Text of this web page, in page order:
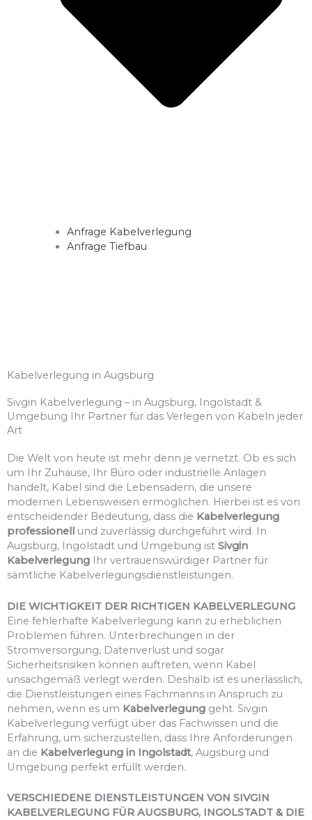
Anfrage Kabelverlegung
Anfrage Tiefbau
Kabelverlegung in Augsburg
Sivgin Kabelverlegung – in Augsburg, Ingolstadt &
Umgebung Ihr Partner für das Verlegen von Kabeln jeder
Art
Die Welt von heute ist mehr denn je vernetzt. Ob es sich
um Ihr Zuhause, Ihr Büro oder industrielle Anlagen
handelt, Kabel sind die Lebensadern, die unsere
modernen Lebensweisen ermöglichen. Hierbei ist es von
entscheidender Bedeutung, dass die Kabelverlegung
professionell
und zuverlässig durchgeführt wird. In
Augsburg, Ingolstadt und Umgebung ist Sivgin
Kabelverlegung Ihr vertrauenswürdiger Partner für
sämtliche Kabelverlegungsdienstleistungen.
DIE WICHTIGKEIT DER RICHTIGEN KABELVERLEGUNG
Eine fehlerhafte Kabelverlegung kann zu erheblichen
Problemen führen. Unterbrechungen in der
Stromversorgung, Datenverlust und sogar
Sicherheitsrisiken können auftreten, wenn Kabel
unsachgemäß verlegt werden. Deshalb ist es unerlässlich,
die Dienstleistungen eines Fachmanns in Anspruch zu
nehmen, wenn es um Kabelverlegung geht. Sivgin
Kabelverlegung verfügt über das Fachwissen und die
Erfahrung, um sicherzustellen, dass Ihre Anforderungen
an die Kabelverlegung in Ingolstadt, Augsburg und
Umgebung perfekt erfüllt werden.
VERSCHIEDENE DIENSTLEISTUNGEN VON SIVGIN
KABELVERLEGUNG FÜR AUGSBURG, INGOLSTADT & DIE